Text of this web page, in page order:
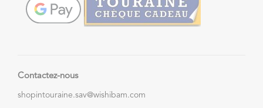
Contactez-nous
shopintouraine.sav@wishibam.com